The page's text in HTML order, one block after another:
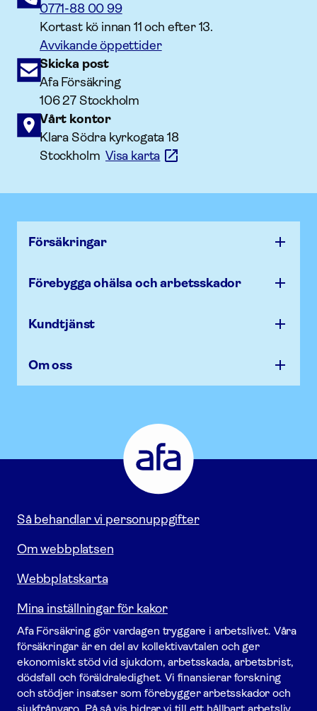
0771-88 00 99
Kortast kö innan 11 och efter 13.
Avvikande öppettider
Skicka post
Afa Försäkring
106 27 Stockholm
Vårt kontor
Klara Södra kyrkogata 18
StockholmVisa karta
Försäk­ringar
Förebygga ohälsa och arbets­skador
Kundtjänst
Om oss
Försäkring
Gå
till
startsidan
Så behandlar vi personuppgifter
Om webbplatsen
Webbplatskarta
Mina inställningar för kakor
Afa För­säkring gör vardagen tryggare i arbetslivet. Våra
försäk­ringar är en del av kollektivavtalen och ger
ekonomiskt stöd vid sjukdom, arbetsskada, arbetsbrist,
dödsfall och föräldraledighet. Vi finansierar forskning
och stödjer insatser som förebygger arbets­skador och